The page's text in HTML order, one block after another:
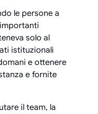
le persone a
solo al
istituzionali
e ottenere
e fornite
il team, la